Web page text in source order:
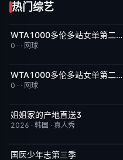
热门综艺
8月8日上线 5.0WTA1000多伦多站女单第二轮：扎拉祖阿VS费尔南德斯
0 · · 网球
8月8日上线 3.0WTA1000多伦多站女单第二轮：卡萨金娜VS莱巴金娜
0 · · 网球
更新至第02集
姐姐家的产地直送3
2026 · 韩国 · 真人秀
今日更新
国医少年志第三季